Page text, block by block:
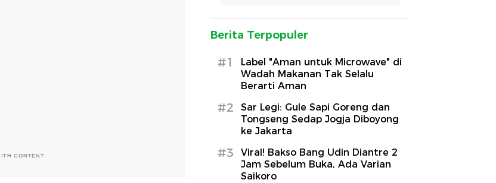
CONTENT
Berita Terpopuler
#1
Label "Aman untuk Microwave" di
Wadah Makanan Tak Selalu
Berarti Aman
#2
Sar Legi: Gule Sapi Goreng dan
Tongseng Sedap Jogja Diboyong
ke Jakarta
#3
Viral! Bakso Bang Udin Diantre 2
Jam Sebelum Buka, Ada Varian
Saikoro